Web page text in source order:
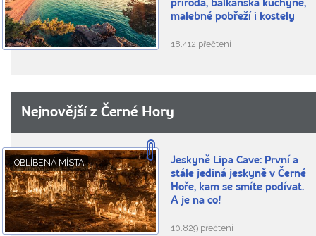
příroda, balkánská kuchyně,
malebné pobřeží i kostely
18.412 přečtení
Nejnovější z Černé Hory
OBLÍBENÁ MÍSTA
Jeskyně Lipa Cave: První a
stále jediná jeskyně v Černé
Hoře, kam se smíte podívat.
A je na co!
10.829 přečtení